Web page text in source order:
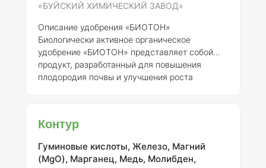
«БУЙСКИЙ ХИМИЧЕСКИЙ ЗАВОД»
Описание удобрения «БИОТОН»
Биологически активное органическое
удобрение «БИОТОН» представляет собой
продукт, разработанный для повышения
плодородия почвы и улучшения роста
номером 290-20-705-1. «БИОТОН» содержит
минеральных компонентов, что делает его
эффективным для применения в сельском
Контур
Гуминовые кислоты, Железо, Магний
(MgO), Марганец, Медь, Молибден,